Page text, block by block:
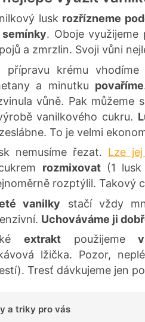
lusk rozřízneme
. Oboje využijeme
a zmrzlin. Svoji vůni
přípravu krému
a minutku povaříme
vůně. Pak můžeme
vanilkového cukru.
To je velmi
nemusíme řezat. Lze
rozmixovat (1
rozptýlil. Takový
vanilky stačí vždy
Uchováváme ji
extraktpoužijeme
lžička. Pozor,
Tresť dávkujeme jen
a triky pro vás